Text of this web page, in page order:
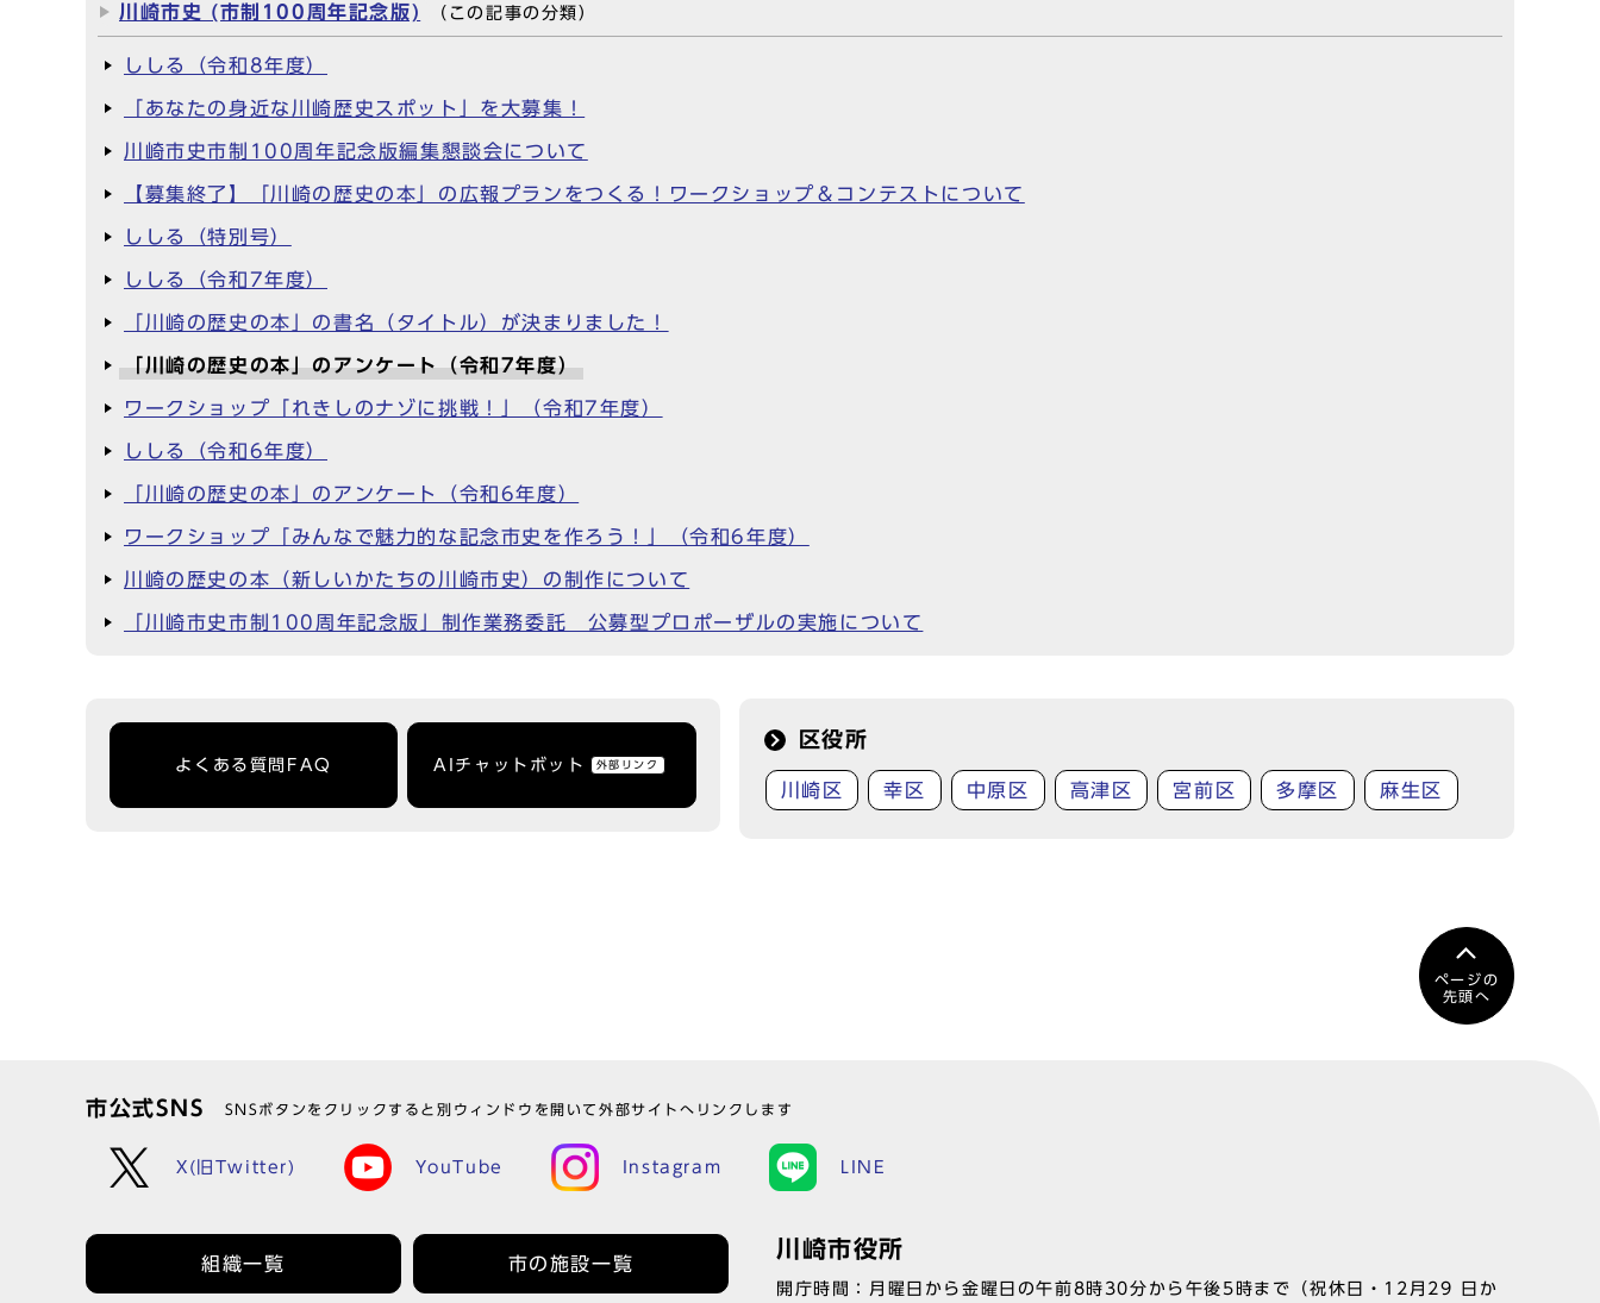
川崎市史 (市制100周年記念版) （この記事の分類）
ししる（令和8年度）
「あなたの身近な川崎歴史スポット」を大募集！
川崎市史市制100周年記念版編集懇談会について
【募集終了】「川崎の歴史の本」の広報プランをつくる！ワークショップ＆コンテストについて
ししる（特別号）
ししる（令和7年度）
「川崎の歴史の本」の書名（タイトル）が決まりました！
「川崎の歴史の本」のアンケート（令和7年度）
ワークショップ「れきしのナゾに挑戦！」（令和7年度）
ししる（令和6年度）
「川崎の歴史の本」のアンケート（令和6年度）
ワークショップ「みんなで魅力的な記念市史を作ろう！」（令和6年度）
川崎の歴史の本（新しいかたちの川崎市史）の制作について
「川崎市史市制100周年記念版」制作業務委託 公募型プロポーザルの実施について
よくある質問FAQ AIチャットボット 外部リンク
区役所
川崎区 幸区 中原区 高津区 宮前区 多摩区 麻生区
ページの
先頭へ
市公式SNS SNSボタンをクリックすると別ウィンドウを開いて外部サイトへリンクします
X(旧Twitter) YouTube Instagram LINE
組織一覧 市の施設一覧
川崎市役所
開庁時間：月曜日から金曜日の午前8時30分から午後5時まで（祝休日・12月29 日か